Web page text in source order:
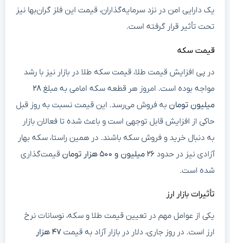
یک دارایی امن در نزد سرمایه‌گذاران، قیمت این فلز گران‌بها نیز
تحت تأثیر قرار گرفته است.
قیمت سکه
در پی افزایش قیمت طلا، قیمت سکه طلا در بازار نیز با رشد
مواجه بوده است. امروز هر قطعه سکه امامی به مبلغ ۲۸
میلیون تومان به فروش می‌رسد. این قیمت نسبت به روز قبل
حاکی از افزایش قابل توجهی است و باعث شده تا فعالان بازار
به دنبال خرید و فروش سکه باشند. در همین راستا، سکه بهار
آزادی نیز در حدود ۲۶ میلیون و ۵۰۰ هزار تومان
قیمت‌گذاری
شده است.
تأثیرات بازار ارز
یکی از عوامل مهم در تعیین قیمت طلا و سکه، نوسانات نرخ
ارز است. در روز جاری، دلار در بازار آزاد به قیمت
۴۷ هزار